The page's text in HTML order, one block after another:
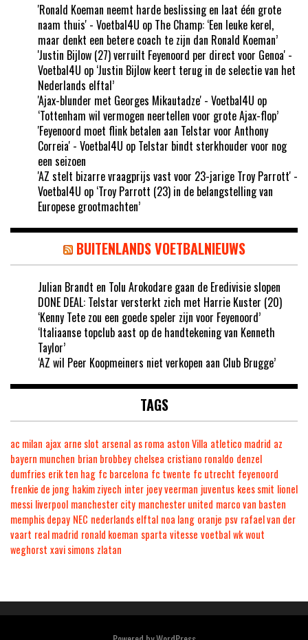
'Ronald Koeman neemt harde beslissing en laat één grote
naam thuis' - Voetbal4U op The Champ: ‘Een leuke kerel,
maar denkt een betere coach te zijn dan Ronald Koeman’
'Justin Bijlow (27) verruilt Feyenoord per direct voor Genoa' -
Voetbal4U op ‘Justin Bijlow keert terug in de selectie van het
Nederlands elftal’
'Ajax-blunder met Georges Mikautadze' - Voetbal4U op
‘Tottenham wil vermogen neertellen voor grote Ajax-flop’
'Feyenoord moet flink betalen aan Telstar voor Anthony
Correia' - Voetbal4U op Telstar bindt sterkhouder voor nog
een seizoen
'AZ stelt bizarre vraagprijs vast voor 23-jarige Troy Parrott' -
Voetbal4U op ‘Troy Parrott (23) in de belangstelling van
Europese grootmachten’
BUITENLANDS VOETBALNIEUWS
Julian Brandt en Tolu Arokodare gaan de Eredivisie slopen
DONE DEAL: Telstar versterkt zich met Harrie Kuster (20)
‘Kenny Tete zou een goede speler zijn voor Feyenoord’
‘Italiaanse topclub aast op de handtekening van Kenneth
Taylor’
‘AZ wil Peer Koopmeiners niet verkopen aan Club Brugge’
TAGS
ac milan ajax arne slot arsenal as roma aston Villa atletico madrid az
bayern munchen brian brobbey chelsea cristiano ronaldo denzel
dumfries erik ten hag fc barcelona fc twente fc utrecht feyenoord
frenkie de jong hakim ziyech inter joey veerman juventus kees smit lionel
messi liverpool manchester city manchester united marco van basten
memphis depay NEC nederlands elftal noa lang oranje psv rafael van der
vaart real madrid ronald koeman sparta vitesse voetbalwkwout
weghorst xavi simons zlatan